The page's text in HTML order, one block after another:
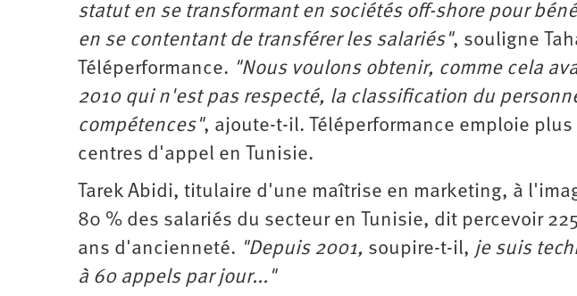
statut en se transformant en sociétés off-shore pour
en se contentant de transférer les salariés", souligne
Téléperformance. "Nous voulons obtenir, comme cela
2010 qui n'est pas respecté, la classification du
compétences", ajoute-t-il. Téléperformance emploie
centres d'appel en Tunisie.
Tarek Abidi, titulaire d'une maîtrise en marketing, à
80 % des salariés du secteur en Tunisie, dit percevoir
ans d'ancienneté. "Depuis 2001, soupire-t-il, je suis
à 60 appels par jour..."